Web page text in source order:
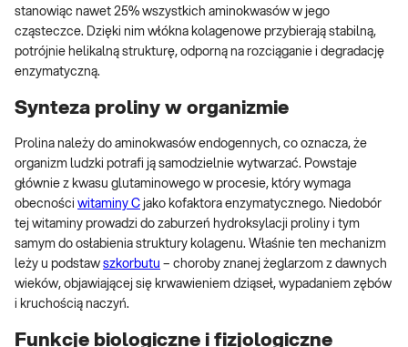
stanowiąc nawet 25% wszystkich aminokwasów w jego
cząsteczce. Dzięki nim włókna kolagenowe przybierają stabilną,
potrójnie helikalną strukturę, odporną na rozciąganie i degradację
enzymatyczną.
Synteza proliny w organizmie
Prolina należy do aminokwasów endogennych, co oznacza, że
organizm ludzki potrafi ją samodzielnie wytwarzać. Powstaje
głównie z kwasu glutaminowego w procesie, który wymaga
obecności witaminy C jako kofaktora enzymatycznego. Niedobór
tej witaminy prowadzi do zaburzeń hydroksylacji proliny i tym
samym do osłabienia struktury kolagenu. Właśnie ten mechanizm
leży u podstaw szkorbutu – choroby znanej żeglarzom z dawnych
wieków, objawiającej się krwawieniem dziąseł, wypadaniem zębów
i kruchością naczyń.
Funkcje biologiczne i fizjologiczne